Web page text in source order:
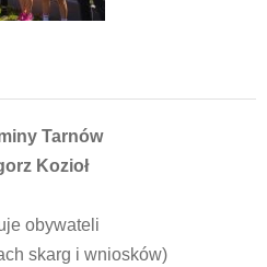
Tarnów
Kozioł
obywateli
skarg i wniosków)